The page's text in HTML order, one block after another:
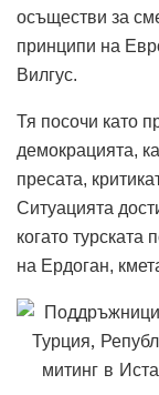
осъществи за
принципи на
Вилгус.
Тя посочи като
демокрацията,
пресата,
Ситуацията
когато
на Ердоган,